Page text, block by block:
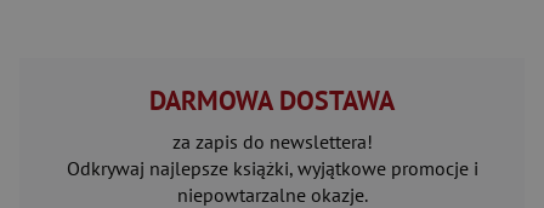
DARMOWA DOSTAWA
za zapis do newslettera!
Odkrywaj najlepsze książki, wyjątkowe promocje i
niepowtarzalne okazje.